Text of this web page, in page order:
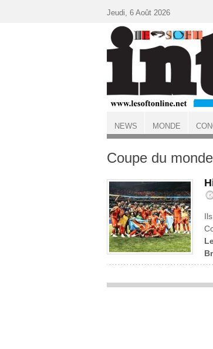
ACCUEIL
Coupe du
Jeudi, 6 Août 2026
NEWS MONDE